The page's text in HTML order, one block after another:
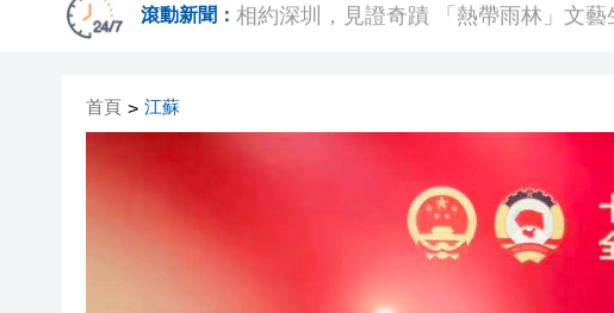
滾動新聞：
相約深圳，見證奇蹟 「熱
美7月非農職位突轉跌2.3萬 美聯儲減息
超多優惠產品集中上線！2026年深圳體
首頁 > 江蘇